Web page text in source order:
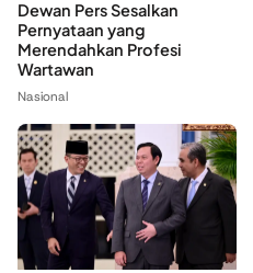
Dewan Pers Sesalkan
Pernyataan yang
Merendahkan Profesi
Wartawan
Nasional